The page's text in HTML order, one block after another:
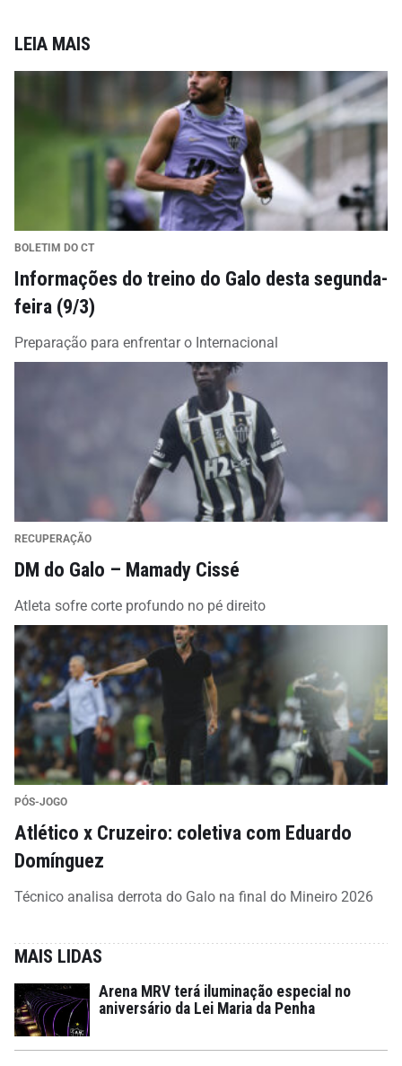
LEIA MAIS
BOLETIM DO CT
Informações do treino do Galo desta segunda-
feira (9/3)
Preparação para enfrentar o Internacional
RECUPERAÇÃO
DM do Galo – Mamady Cissé
Atleta sofre corte profundo no pé direito
PÓS-JOGO
Atlético x Cruzeiro: coletiva com Eduardo
Domínguez
Técnico analisa derrota do Galo na final do Mineiro 2026
MAIS LIDAS
Arena MRV terá iluminação especial no
aniversário da Lei Maria da Penha